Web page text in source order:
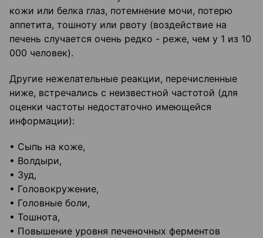
кожи или белка глаз, потемнение мочи, потерю
аппетита, тошноту или рвоту (воздействие на
печень случается очень редко - реже, чем у 1 из 10
000 человек).
Другие нежелательные реакции, перечисленные
ниже, встречались с неизвестной частотой (для
оценки частоты недостаточно имеющейся
информации):
• Сыпь на коже,
• Волдыри,
• Зуд,
• Головокружение,
• Головные боли,
• Тошнота,
• Повышение уровня печеночных ферментов